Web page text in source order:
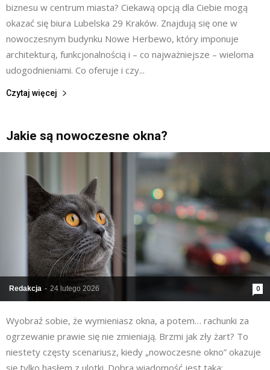
biznesu w centrum miasta? Ciekawą opcją dla Ciebie mogą
okazać się biura Lubelska 29 Kraków. Znajdują się one w
nowoczesnym budynku Nowe Herbewo, który imponuje
architekturą, funkcjonalnością i – co najważniejsze – wieloma
udogodnieniami. Co oferuje i czy...
Czytaj więcej
Jakie są nowoczesne okna?
Redakcja - 24 lutego 2026 0
Wyobraź sobie, że wymieniasz okna, a potem… rachunki za
ogrzewanie prawie się nie zmieniają. Brzmi jak zły żart? To
niestety częsty scenariusz, kiedy „nowoczesne okno” okazuje